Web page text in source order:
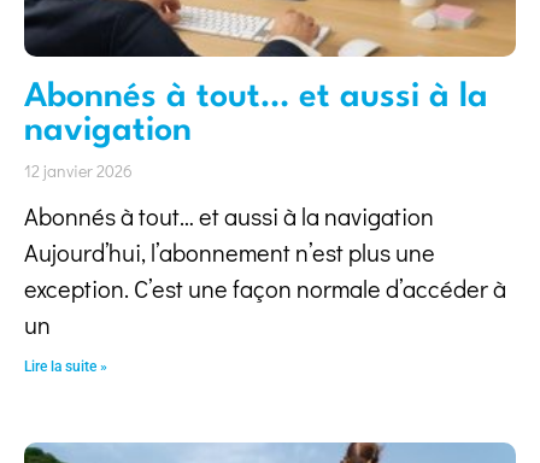
Abonnés à tout… et aussi à la
navigation
12 janvier 2026
Abonnés à tout… et aussi à la navigation
Aujourd’hui, l’abonnement n’est plus une
exception. C’est une façon normale d’accéder à
un
Lire la suite »